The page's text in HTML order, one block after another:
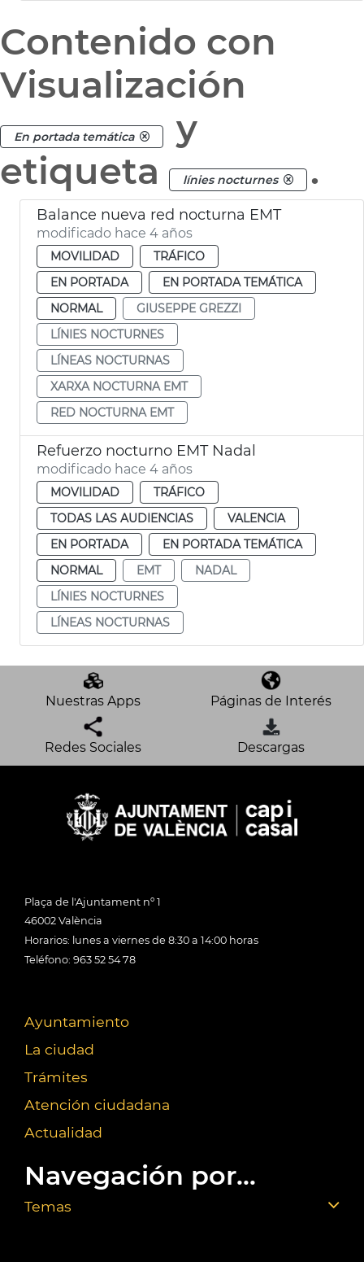
Contenido con
Visualización
En portada temática
y
etiqueta
línies nocturnes .
Balance nueva red nocturna EMT
modificado hace 4 años
MOVILIDAD
TRÁFICO
EN PORTADA
EN PORTADA TEMÁTICA
NORMAL
GIUSEPPE GREZZI
LÍNIES NOCTURNES
LÍNEAS NOCTURNAS
XARXA NOCTURNA EMT
RED NOCTURNA EMT
Refuerzo nocturno EMT Nadal
modificado hace 4 años
MOVILIDAD
TRÁFICO
TODAS LAS AUDIENCIAS
VALENCIA
EN PORTADA
EN PORTADA TEMÁTICA
NORMAL
EMT
NADAL
LÍNIES NOCTURNES
LÍNEAS NOCTURNAS
Nuestras Apps Páginas de Interés
Redes Sociales Descargas
Plaça de l'Ajuntament nº 1
46002 València
Horarios: lunes a viernes de 8:30 a 14:00 horas
Teléfono: 963 52 54 78
Ayuntamiento
La ciudad
Trámites
Atención ciudadana
Actualidad
Navegación por...
Temas